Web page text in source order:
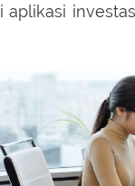
aplikasi